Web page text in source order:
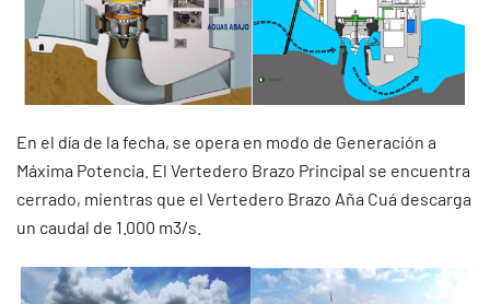
En el día de la fecha, se opera en modo de Generación a
Máxima Potencia. El Vertedero Brazo Principal se encuentra
cerrado, mientras que el Vertedero Brazo Aña Cuá descarga
un caudal de 1.000 m3/s.